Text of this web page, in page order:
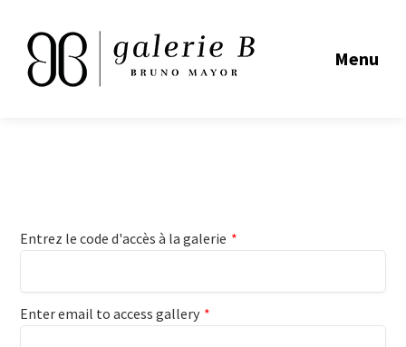
Menu
Entrez le code d'accès à la galerie *
Enter email to access gallery *